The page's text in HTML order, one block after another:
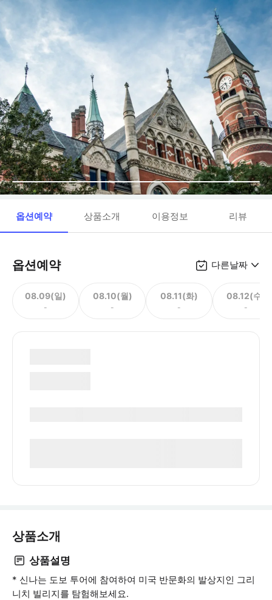
옵션예약 상품소개 이용정보 리뷰
옵션예약 다른날짜
08.09(일)
-
08.10(월)
-
08.11(화)
-
08.12(수)
-
상품소개
상품설명
* 신나는 도보 투어에 참여하여 미국 반문화의 발상지인 그리
니치 빌리지를 탐험해보세요.